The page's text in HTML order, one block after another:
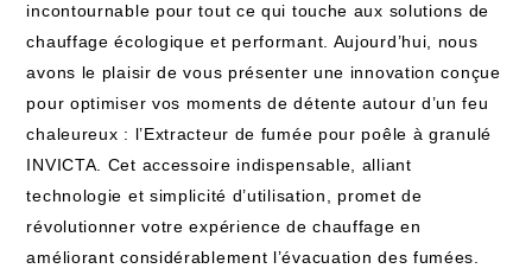
incontournable pour tout ce qui touche aux solutions de
chauffage écologique et performant. Aujourd’hui, nous
avons le plaisir de vous présenter une innovation conçue
pour optimiser vos moments de détente autour d’un feu
chaleureux : l’Extracteur de fumée pour poêle à granulé
INVICTA. Cet accessoire indispensable, alliant
technologie et simplicité d’utilisation, promet de
révolutionner votre expérience de chauffage en
améliorant considérablement l’évacuation des fumées.